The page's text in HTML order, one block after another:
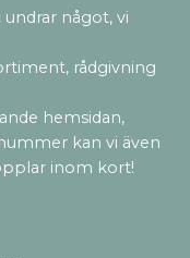
något, vi
rådgivning
hemsidan,
kan vi även
inom kort!